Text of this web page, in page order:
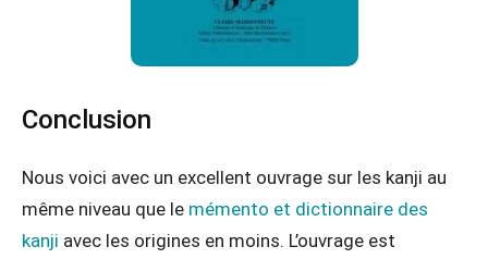
Conclusion
Nous voici avec un excellent ouvrage sur les kanji au
même niveau que le mémento et dictionnaire des
kanji avec les origines en moins. L’ouvrage est